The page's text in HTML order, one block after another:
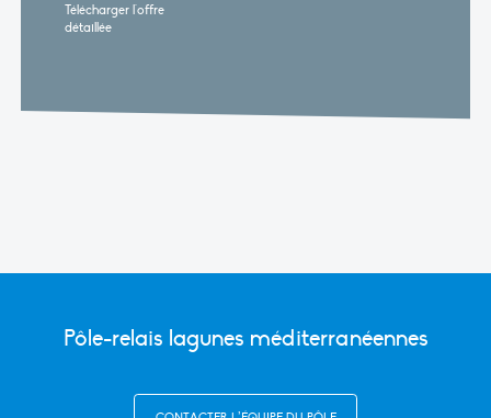
Télécharger l'offre
détaillée
Pôle-relais lagunes méditerranéennes